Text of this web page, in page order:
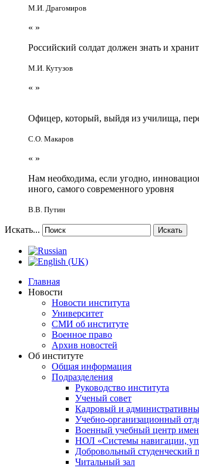
М.И. Драгомиров
« »
Российский солдат должен знать и
М.И. Кутузов
« »
Офицер, который, выйдя из училища,
С.О. Макаров
« »
Нам необходима, если угодно,
иного, самого современного уровня
В.В. Путин
Искать... Искать
Главная
Новости
Новости института
Университет
СМИ об институте
Военное право
Архив новостей
Об институте
Общая информация
Подразделения
Руководство института
Ученый совет
Кадровый и
Учебно-организационный
Военный учебный центр
НОЛ «Системы навигации,
Добровольный студенческий
Читальный зал